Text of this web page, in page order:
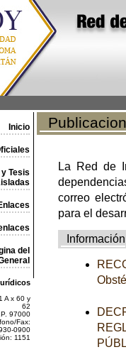
Inicio
Tesis
del
A x 60 y
62
97000
Fax:
0900
1151
La Red de
correo
para el
Información